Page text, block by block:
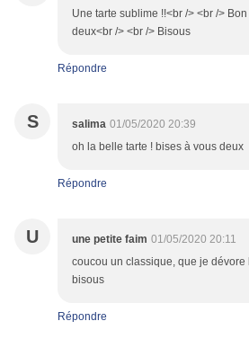
Une tarte sublime !!<br /> <br />
deux<br /> <br /> Bisous
Répondre
S salima 01/05/2020 20:39
oh la belle tarte ! bises à vous deux
Répondre
U une petite faim 01/05/2020 20:11
coucou un classique, que je dévore
bisous
Répondre